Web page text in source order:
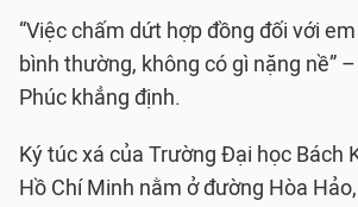
“Việc chấm dứt hợp đồng đối với
bình thường, không có gì nặng nề”
Phúc khẳng định.
Ký túc xá của Trường Đại học Bách
Hồ Chí Minh nằm ở đường Hòa